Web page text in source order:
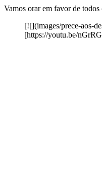
Vamos orar em favor de
[![](images/prece-aos-
[https://youtu.be/